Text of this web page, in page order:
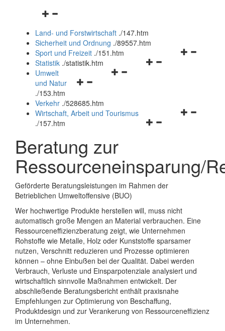
Navigationsmenü
und
schließen
Land- und Forstwirtschaft ./147.htm
Sicherheit und Ordnung ./89557.htm
Navigationsmenü
Sport und Freizeit ./151.htm
Navigationsmenü
Statistik ./statistik.htm
Navigationsmenü
und
schließen
Umwelt
und Natur
./153.htm
Verkehr ./528685.htm
Navigationsmenü
Wirtschaft, Arbeit und Tourismus
./157.htm
Beratung zur
Ressourceneinsparung/
Geförderte Beratungsleistungen im Rahmen der
Betrieblichen Umweltoffensive (BUO)
Wer hochwertige Produkte herstellen will, muss nicht
automatisch große Mengen an Material verbrauchen. Eine
Ressourceneffizienzberatung zeigt, wie Unternehmen
Rohstoffe wie Metalle, Holz oder Kunststoffe sparsamer
nutzen, Verschnitt reduzieren und Prozesse optimieren
können – ohne Einbußen bei der Qualität. Dabei werden
Verbrauch, Verluste und Einsparpotenziale analysiert und
wirtschaftlich sinnvolle Maßnahmen entwickelt. Der
abschließende Beratungsbericht enthält praxisnahe
Empfehlungen zur Optimierung von Beschaffung,
Produktdesign und zur Verankerung von Ressourceneffizienz
im Unternehmen.